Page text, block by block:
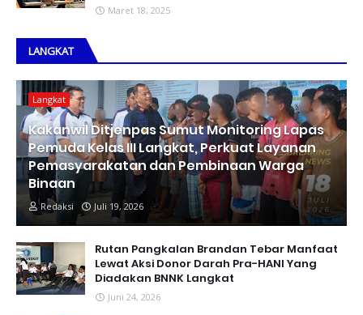
Maret 18, 2025
LANGKAT
Langkat
Kakanwil Ditjenpas Sumut Monitoring Lapas
Pemuda Kelas III Langkat, Perkuat Layanan
Pemasyarakatan dan Pembinaan Warga
Binaan
Redaksi Juli 19, 2026
Rutan Pangkalan Brandan Tebar Manfaat
Lewat Aksi Donor Darah Pra-HANI Yang
Diadakan BNNK Langkat
Juni 24, 2026